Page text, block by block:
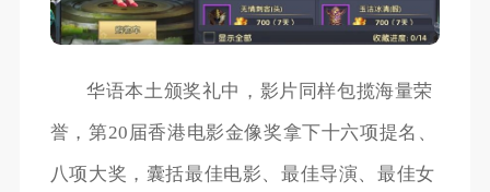
华语本土颁奖礼中，影片同样包揽海量荣
誉，第20届香港电影金像奖拿下十六项提名、
八项大奖，囊括最佳电影、最佳导演、最佳女